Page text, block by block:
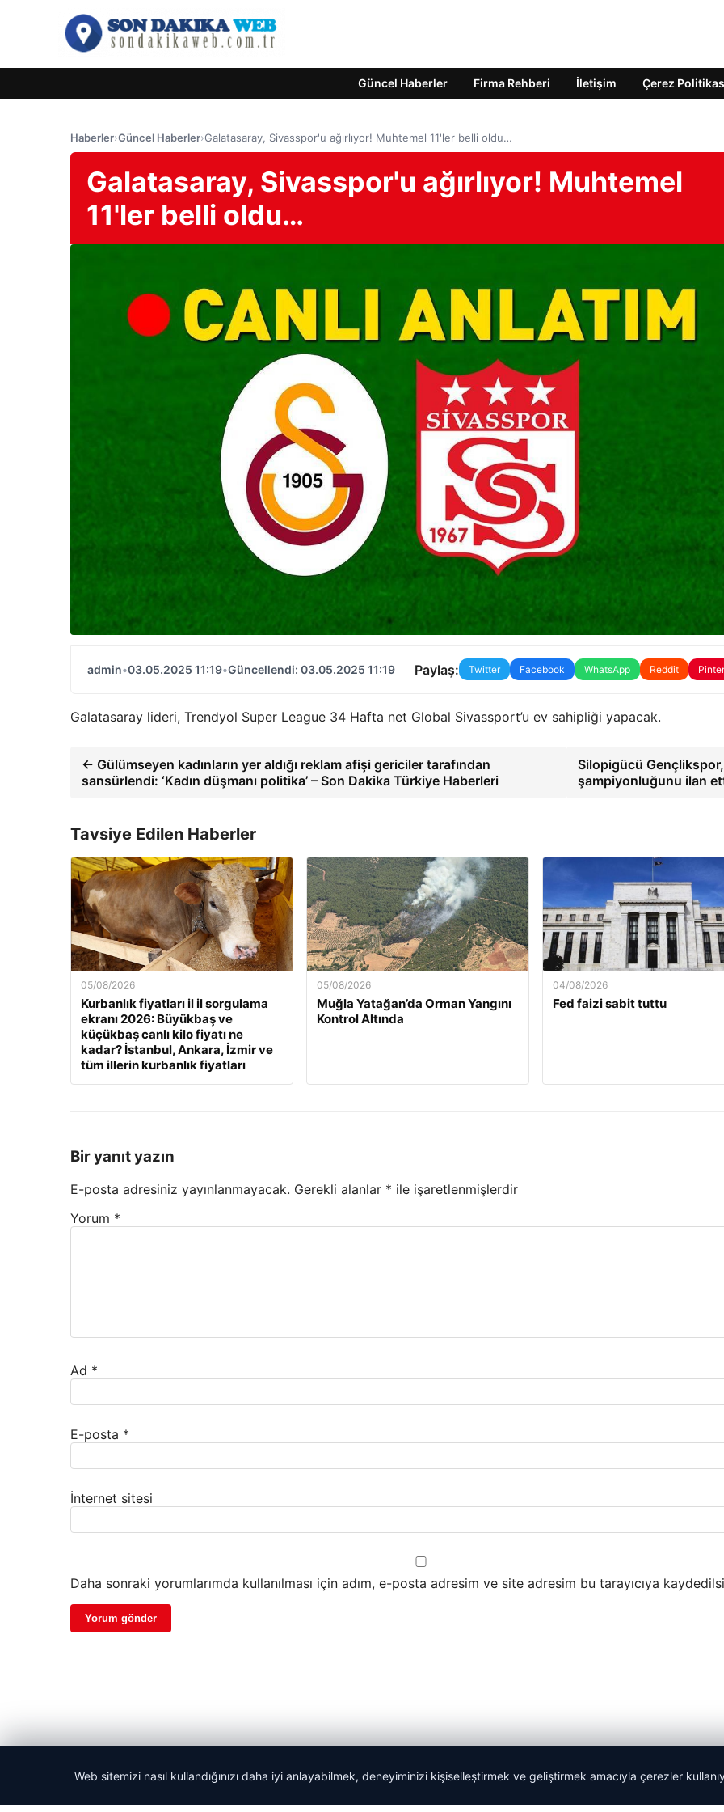
Güncel Haberler Firma Rehberi İletişim Çerez
Haberler›Güncel Haberler›Galatasaray, Sivasspor'u ağırlıyor! Muhtemel 11'ler belli oldu…
Galatasaray, Sivasspor'u ağırlıyor! Muhtemel
11'ler belli oldu…
admin•03.05.2025 11:19•Güncellendi: 03.05.2025 11:19 Paylaş: Twitter Facebook WhatsApp Reddit
Galatasaray lideri, Trendyol Super League 34 Hafta net Global Sivassport’u ev sahipliği yapacak.
← Gülümseyen kadınların yer aldığı reklam afişi gericiler tarafından
sansürlendi: ‘Kadın düşmanı politika’ – Son Dakika Türkiye Haberleri
Silopigücü Gençlikspor,
şampiyonluğunu ilan
Tavsiye Edilen Haberler
05/08/2026
Kurbanlık fiyatları il il sorgulama
ekranı 2026: Büyükbaş ve
küçükbaş canlı kilo fiyatı ne
kadar? İstanbul, Ankara, İzmir ve
tüm illerin kurbanlık fiyatları
05/08/2026
Muğla Yatağan’da Orman Yangını
Kontrol Altında
04/08/2026
Fed faizi sabit tuttu
Bir yanıt yazın
E-posta adresiniz yayınlanmayacak. Gerekli alanlar * ile işaretlenmişlerdir
Yorum *
Ad *
E-posta *
İnternet sitesi
Daha sonraki yorumlarımda kullanılması için adım, e-posta adresim ve site adresim bu tarayıcıya
Web sitemizi nasıl kullandığınızı daha iyi anlayabilmek, deneyiminizi kişiselleştirmek ve geliştirmek amacıyla çerezler